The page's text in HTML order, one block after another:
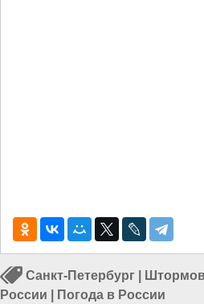
Санкт-Петербург
России
Погода в России